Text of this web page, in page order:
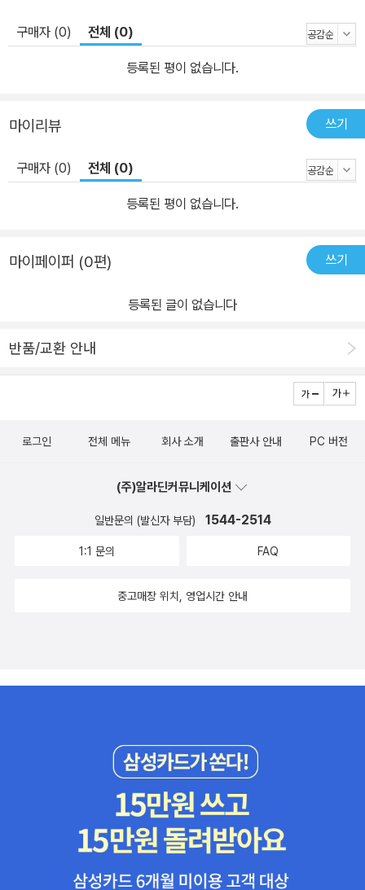
구매자 (0) 전체 (0)
등록된 평이 없습니다.
마이리뷰 쓰기
구매자 (0) 전체 (0)
등록된 평이 없습니다.
마이페이퍼 (0편) 쓰기
등록된 글이 없습니다
반품/교환 안내
로그인 전체 메뉴 회사 소개 출판사 안내 PC 버전
(주)알라딘커뮤니케이션
일반문의 (발신자 부담) 1544-2514
1:1 문의 FAQ
중고매장 위치, 영업시간 안내